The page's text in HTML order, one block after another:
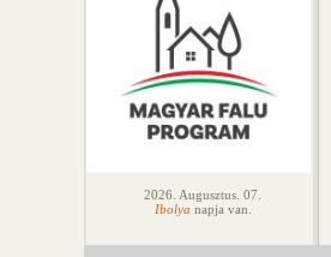
2026. Augusztus. 07.
Ibolya napja van.